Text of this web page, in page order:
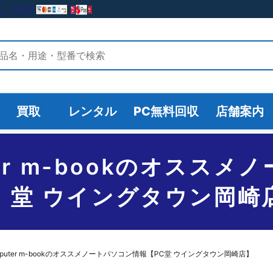
内検索
買取 レンタル PC無料回収 店舗案内
bookのオススメノ
堂 ウイングタウン岡崎
m-bookのオススメノートパソコン情報【PC堂 ウイングタウン岡崎店】